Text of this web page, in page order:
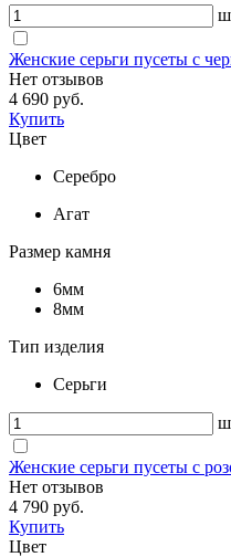
Женские серьги пусеты с
Нет отзывов
4 690 руб.
Купить
Цвет
Серебро
Агат
Размер камня
6мм
8мм
Тип изделия
Серьги
Женские серьги пусеты с
Нет отзывов
4 790 руб.
Купить
Цвет